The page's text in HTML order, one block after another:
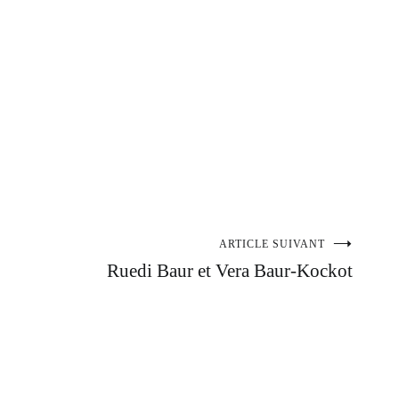
ARTICLE SUIVANT
Ruedi Baur et Vera Baur-Kockot